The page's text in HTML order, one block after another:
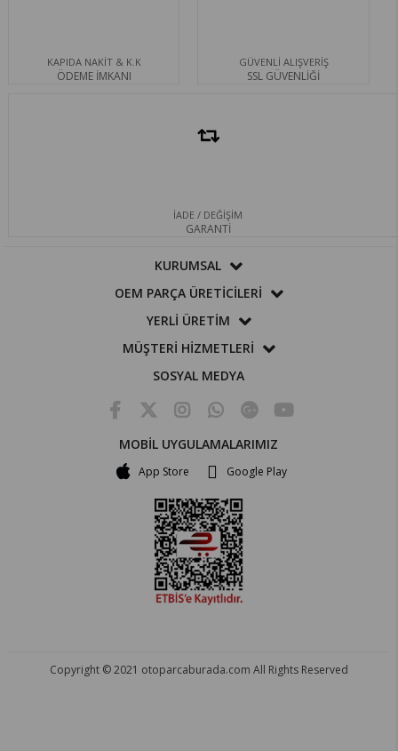
KAPIDA NAKİT & K.K
ÖDEME İMKANI
GÜVENLİ ALIŞVERİŞ
SSL GÜVENLİĞİ
İADE / DEĞİŞİM
GARANTİ
KURUMSAL
OEM PARÇA ÜRETİCİLERİ
YERLİ ÜRETİM
MÜŞTERİ HİZMETLERİ
SOSYAL MEDYA
MOBİL UYGULAMALARIMIZ
App Store Google Play
Copyright © 2021 otoparcaburada.com All Rights Reserved